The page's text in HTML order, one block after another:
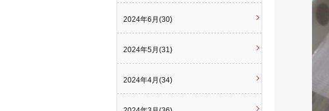
2024年6月(30)
2024年5月(31)
2024年4月(34)